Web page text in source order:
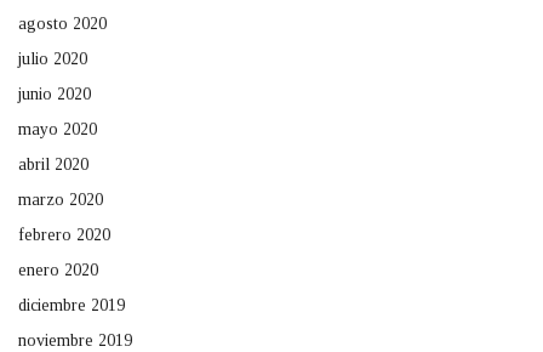
agosto 2020
julio 2020
junio 2020
mayo 2020
abril 2020
marzo 2020
febrero 2020
enero 2020
diciembre 2019
noviembre 2019